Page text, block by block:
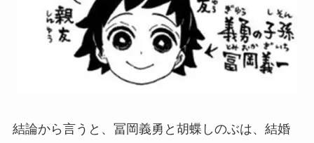
結論から言うと、冨岡義勇と胡蝶しのぶは、結婚